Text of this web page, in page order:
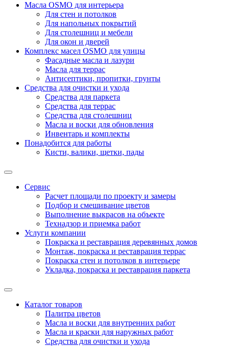
Масла OSMO для интерьера
Для стен и потолков
Для напольных покрытий
Для столешниц и мебели
Для окон и дверей
Комплекс масел OSMO для улицы
Фасадные масла и лазури
Масла для террас
Антисептики, пропитки, грунты
Средства для очистки и ухода
Средства для паркета
Средства для террас
Средства для столешниц
Масла и воски для обновления
Инвентарь и комплекты
Понадобится для работы
Кисти, валики, щетки, пады
Сервис
Расчет площади по проекту и замеры
Подбор и смешивание цветов
Выполнение выкрасов на объекте
Технадзор и приемка работ
Услуги компании
Покраска и реставрация деревянных домов
Монтаж, покраска и реставрация террас
Покраска стен и потолков в интерьере
Укладка, покраска и реставрация паркета
Каталог товаров
Палитра цветов
Масла и воски для внутренних работ
Масла и краски для наружных работ
Средства для очистки и ухода